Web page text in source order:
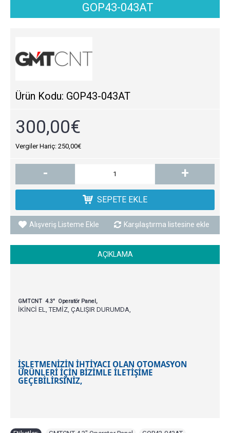
GOP43-043AT
Ürün Kodu: GOP43-043AT
300,00€
Vergiler Hariç: 250,00€
- +
SEPETE EKLE
Alışveriş Listeme Ekle Karşılaştırma listesine ekle
AÇIKLAMA
GMTCNT 4.3" Operatör Panel,
İKİNCİ EL, TEMİZ, ÇALIŞIR DURUMDA,
İŞLETMENİZİN İHTİYACI OLAN OTOMASYON
ÜRÜNLERİ İÇİN BİZİMLE İLETİŞİME
GEÇEBİLİRSİNİZ,